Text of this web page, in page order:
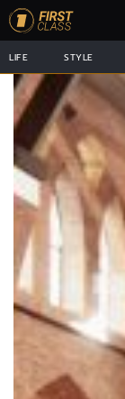
LIFE STYLE